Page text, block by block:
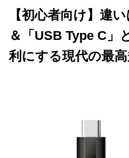
【初心者向け】違
＆「USB Type C」
利にする現代の最